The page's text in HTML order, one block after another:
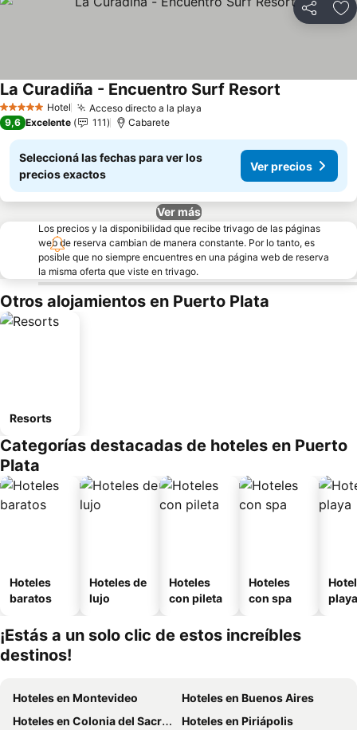
Compartir
5 Estrellas Hotel Acceso directo a la playa
La Curadiña - Encuentro Surf Resort
9,6 Excelente 111 Cabarete
Seleccioná las fechas para ver los
precios exactos
Ver precios
Ver más
Los precios y la disponibilidad que recibe trivago de las páginas
web de reserva cambian de manera constante. Por lo tanto, es
posible que no siempre encuentres en una página web de reserva
la misma oferta que viste en trivago.
Otros alojamientos en Puerto Plata
Resorts
Categorías destacadas de hoteles en Puerto
Plata
Hoteles
baratos
Hoteles de
lujo
Hoteles
con pileta
Hoteles
con spa
playa
¡Estás a un solo clic de estos increíbles
destinos!
Hoteles en Montevideo
Hoteles en Buenos Aires
Hoteles en Colonia del Sacramento
Hoteles en Piriápolis